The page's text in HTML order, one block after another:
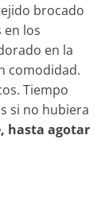
brocado
en los
en la
comodidad.
Tiempo
si no hubiera
hasta agotar